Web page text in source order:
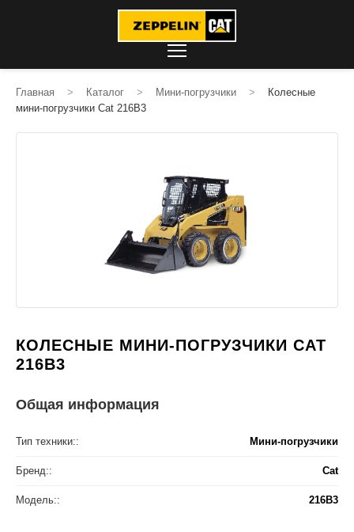
Главная > Каталог > Мини-погрузчики >
Колесные
мини-погрузчики Cat 216B3
КОЛЕСНЫЕ МИНИ-ПОГРУЗЧИКИ CAT
216B3
Общая информация
Тип техники:: Мини-погрузчики
Бренд:: Cat
Модель:: 216B3